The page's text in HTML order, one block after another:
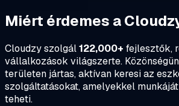
Miért érdemes a
Cloudzy szolgál122,000+ fejlesztők,
vállalkozások világszerte.
területen jártas, aktívan keresi az
szolgáltatásokat, amelyekkel
teheti.